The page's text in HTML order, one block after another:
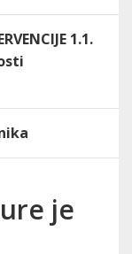
1.1.
je